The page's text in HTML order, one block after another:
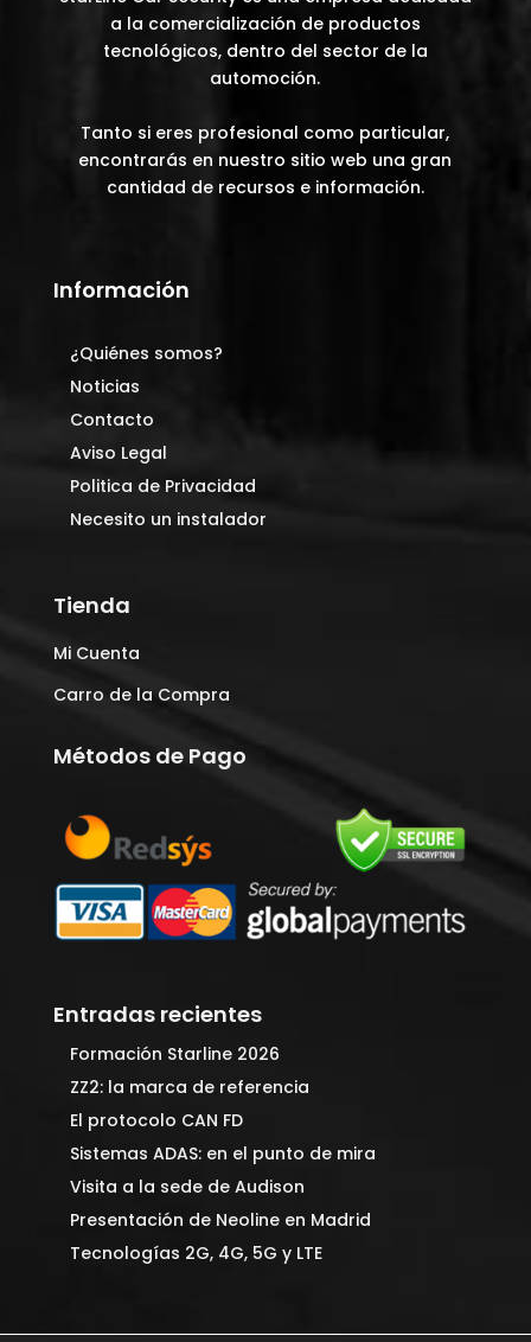
a la comercialización de productos
tecnológicos, dentro del sector de la
automoción.
Tanto si eres profesional como particular,
encontrarás en nuestro sitio web una gran
cantidad de recursos e información.
Información
¿Quiénes somos?
Noticias
Contacto
Aviso Legal
Politica de Privacidad
Necesito un instalador
Tienda
Mi Cuenta
Carro de la Compra
Métodos de Pago
Entradas recientes
Formación Starline 2026
ZZ2: la marca de referencia
El protocolo CAN FD
Sistemas ADAS: en el punto de mira
Visita a la sede de Audison
Presentación de Neoline en Madrid
Tecnologías 2G, 4G, 5G y LTE